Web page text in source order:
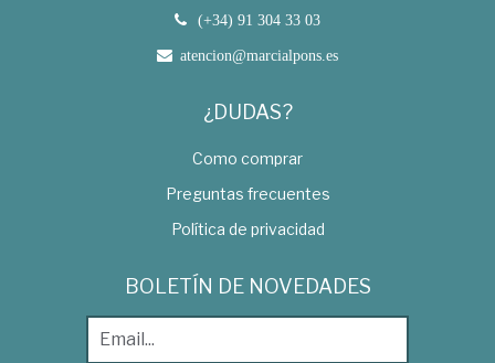
(+34) 91 304 33 03
atencion@marcialpons.es
¿DUDAS?
Como comprar
Preguntas frecuentes
Política de privacidad
BOLETÍN DE NOVEDADES